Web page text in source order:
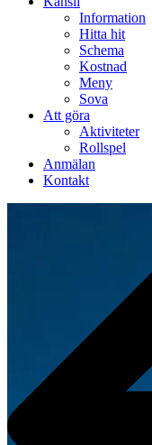
Information
Hitta hit
Schema
Kostnad
Meny
Sova
Att göra
Aktiviteter
Rollspel
Anmälan
Kontakt